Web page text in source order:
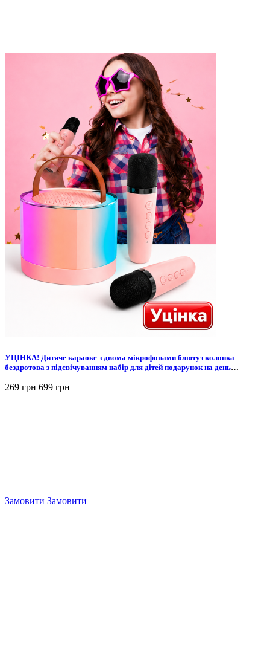
УЦІНКА! Дитяче караоке з двома мікрофонами блютуз колонка
бездротова з підсвічуванням набір для дітей подарунок на день
269 грн 699 грн
Замовити Замовити